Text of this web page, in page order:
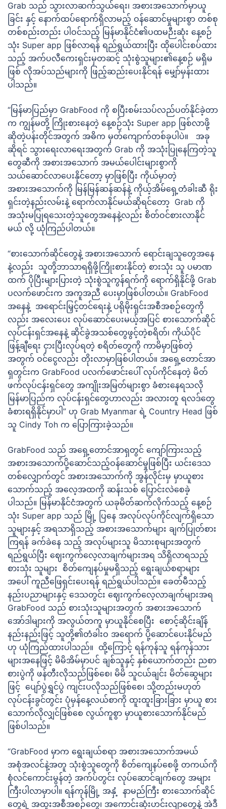
Grab သည် သွားလာဆက်သွယ်ရေး၊ အစားအသောက်မှာယူ
ခြင်း နှင့် နောက်ထပ်ရောက်ရှိလာမည့် ဝန်ဆောင်မှုများစွာ တစ်စု
တစ်စည်းတည်း ပါဝင်သည့် မြန်မာနိုင်ငံ၏ပထမဉီးဆုံး နေ့စဉ်
သုံး Super app ဖြစ်လာရန် ရည်ရွယ်ထားပြီး ထိုပေါင်းစပ်ထား
သည့် အက်ပလီကေးရှင်းမှတဆင့် သုံးစွဲသူများ၏နေ့စဉ် မရှိမ
ဖြစ် လိုအပ်သည်များကို ဖြည့်ဆည်းပေးနိုင်ရန် မျှော်မှန်းထား
ပါသည်။
“မြန်မာပြည်မှာ GrabFood ကို စပြီးစမ်းသပ်လည်ပတ်နိုင်ခဲ့တာ
က ကျွန်မတို့ ကြိုးစားနေတဲ့ နေ့စဉ်သုံး Super app ဖြစ်လာဖို့
ဆိုတဲ့ပန်းတိုင်အတွက် အဓိက မှတ်ကျောက်တစ်ခုပါပဲ။ အခု
ဆိုရင် သွားရေးလာရေးအတွက် Grab ကို အသုံးပြုနေကြတဲ့သူ
တွေဆီကို အစားအသောက် အမယ်ပေါင်းများစွာကို
သယ်ဆောင်လာပေးနိုင်တော့ မှာဖြစ်ပြီး ကိုယ်မှာတဲ့
အစားအသောက်ကို မြန်မြန်ဆန်ဆန်နဲ့ ကိုယ့်အိမ်ရှေ့တံခါးဆီ ရိုး
ရှင်းတဲ့နည်းလမ်းနဲ့ ရောက်လာနိုင်မယ်ဆိုရင်တော့ Grab ကို
အသုံးမပြုရသေးတဲ့သူတွေအနေနဲ့လည်း စိတ်ဝင်စားလာနိုင်
မယ် လို့ ယုံကြည်ပါတယ်။
“စားသောက်ဆိုင်တွေနဲ့ အစားအသောက် ရောင်းချသူတွေအနေ
နဲ့လည်း သူတို့ဘာသာရရှိဖို့ကြိုးစားနိုင်တဲ့ စားသုံး သူ ပမာဏ
ထက် ပိုပြီးများပြားတဲ့ သုံးစွဲသူကွန်ရက်ကို ရောက်ရှိနိုင်ဖို့ Grab
ပလက်ဖောင်းက အကူအညီ ပေးမှာဖြစ်ပါတယ်။ GrabFood
အနေနဲ့ အရောင်းမြှင့်တင်ရေးနဲ့ ပရိုမိုးရှင်းအစီအစဉ်တွေကို
လည်း အလေးပေး လုပ်ဆောင်ပေးမယ့်အပြင် စားသောက်ဆိုင်
လုပ်ငန်းရှင်အနေနဲ့ ဆိုင်ခွဲအသစ်တွေဖွင့်တဲ့စရိတ်၊ ကိုယ်ပိုင်
ဖြန့်ချီရေး ငှားပြီးလုပ်ရတဲ့ စရိတ်တွေကို ကာမိမှာဖြစ်တဲ့
အတွက် ဝင်ငွေလည်း တိုးလာမှာဖြစ်ပါတယ်။ အရှေ့တောင်အာ
ရှတွင်းက GrabFood ပလက်ဖောင်းပေါ် လုပ်ကိုင်နေတဲ့ မိတ်
ဖက်လုပ်ငန်းရှင်တွေ အကျိုးအမြတ်များစွာ ခံစားနေရသလို
မြန်မာပြည်က လုပ်ငန်းရှင်တွေဟာလည်း အလားတူ ရလဒ်တွေ
ခံစားရရှိနိုင်မှာပါ” ဟု Grab Myanmar ရဲ့ Country Head ဖြစ်
သူ Cindy Toh က ပြောကြားခဲ့သည်။
GrabFood သည် အရှေ့တောင်အာရှတွင် ကျော်ကြားသည့်
အစားအသောက်ပို့ဆောင်သည့်ဝန်ဆောင်မှုဖြစ်ပြီး ယင်းဒေသ
တစ်လျှောက်တွင် အစားအသောက်ကို အွန်လိုင်းမှ မှာယူစား
သောက်သည့် အလေ့အထကို ဆန်းသစ် ပြောင်းလဲစေခဲ့
ပါသည်။ မြန်မာနိုင်ငံအတွက် ယခုမိတ်ဆက်လိုက်သည့် နေ့စဉ်
သုံး Super app သည် မြို့ ပြနေ အလုပ်လုပ်ကိုင်လျက်ရှိသော
သူများနှင့် အရသာရှိသည့် အစားအသောက်များ ချက်ပြုတ်စား
ကြရန် ခက်ခဲနေ သည့် အလုပ်များသူ မိသားစုများအတွက်
ရည်ရွယ်ပြီး ဈေးကွက်လေ့လာချက်များအရ သိရှိလာရသည့်
စားသုံး သူများ စိတ်ကျေနပ်မှုမရှိသည့် ရွေးချယ်စရာများ
အပေါ် ကူညီဖြေရှင်းပေးရန် ရည်ရွယ်ပါသည်။ ခေတ်မီသည့်
နည်းပညာများနှင့် ဒေသတွင်း ဈေးကွက်လေ့လာချက်များအရ
GrabFood သည် စားသုံးသူများအတွက် အစားအသောက်
အော်ဒါများကို အလွယ်တကူ မှာယူနိုင်စေပြီး စောင့်ဆိုင်းချိန်
နည်းနည်းဖြင့် သူတို့၏တံခါးဝ အရောက် ပို့ဆောင်ပေးနိုင်မည်
ဟု ယုံကြည်ထားပါသည်။ ထို့ကြောင့် ရန်ကုန်သူ ရန်ကုန်သား
များအနေဖြင့် မိမိအိမ်မှာပင် ချစ်သူနှင့် နှစ်ယောက်တည်း ညစာ
စားပွဲကို ဖန်တီးလိုသည်ဖြစ်စေ၊ မိမိ သူငယ်ချင်း မိတ်ဆွေများ
ဖြင့် ပျော်ပွဲရွှင်ပွဲ ကျင်းပလိုသည်ဖြစ်စေ၊ သို့တည်းမဟုတ်
လုပ်ငန်းခွင်တွင်း ပုံမှန်နေ့လယ်စာကို ထူးထူးခြားခြား မှာယူ စား
သောက်လိုလျှင်ဖြစ်စေ လွယ်ကူစွာ မှာယူစားသောက်နိုင်မည်
ဖြစ်ပါသည်။
“GrabFood မှာက ရွေးချယ်စရာ အစားအသောက်အမယ်
အစုံအလင်နဲ့အတူ သုံးစွဲသူတွေကို စိတ်ကျေနပ်စေဖို့ တကယ်ကို
စုံလင်ကောင်းမွန်တဲ့ အက်ပ်တွင်း လုပ်ဆောင်ချက်တွေ အများ
ကြီးပါလာမှာပါ။ ရန်ကုန်မြို့ အနှံ့ နာမည်ကြီး စားသောက်ဆိုင်
တွေရဲ့ အထူးအစီအစဉ်တွေ၊ အကောင်းဆုံးဟင်းလျာတွေနဲ့ အဲဒီ